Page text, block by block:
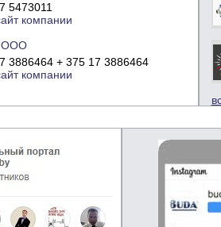
5473011
компании
ООО
3886464 + 375 17 3886464
компании